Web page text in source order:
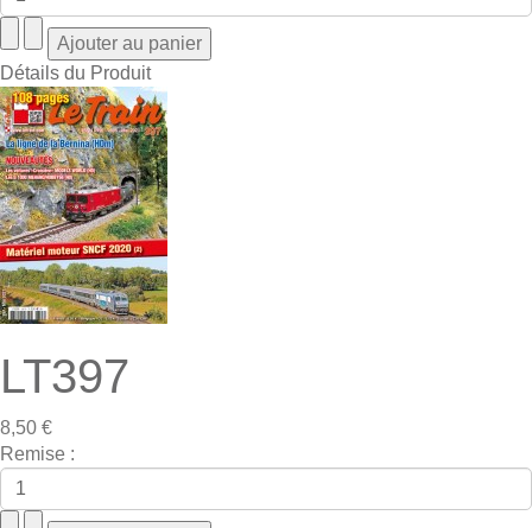
Détails du Produit
LT397
8,50 €
Remise :